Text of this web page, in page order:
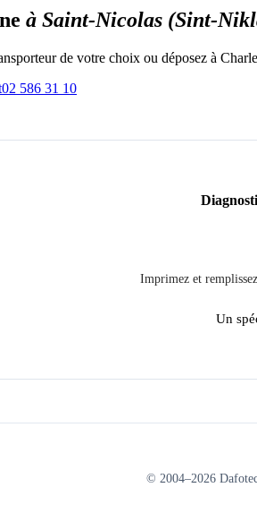
à Saint-Nicolas (Sint-
de votre choix ou déposez à
02 586 31 10
Imprimez et
Un
© 2004–2026